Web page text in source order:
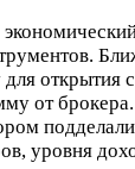
открытия
от
уровня